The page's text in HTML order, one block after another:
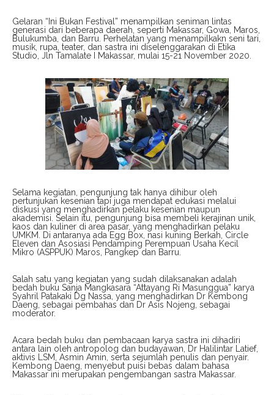
Gelaran “Ini Bukan Festival” menampilkan seniman lintas
generasi dari beberapa daerah, seperti Makassar, Gowa, Maros,
Bulukumba, dan Barru. Perhelatan yang menampilkakn seni tari,
musik, rupa, teater, dan sastra ini diselenggarakan di Etika
Studio, Jln Tamalate I Makassar, mulai 15-21 November 2020.
Selama kegiatan, pengunjung tak hanya dihibur oleh
pertunjukan kesenian tapi juga mendapat edukasi melalui
diskusi yang menghadirkan pelaku kesenian maupun
akademisi. Selain itu, pengunjung bisa membeli kerajinan unik,
kaos dan kuliner di area pasar, yang menghadirkan pelaku
UMKM. Di antaranya ada Egg Box, nasi kuning Berkah, Circle
Eleven dan Asosiasi Pendamping Perempuan Usaha Kecil
Mikro (ASPPUK) Maros, Pangkep dan Barru.
Salah satu yang kegiatan yang sudah dilaksanakan adalah
bedah buku Sanja Mangkasara “Attayang Ri Masunggua” karya
Syahril Patakaki Dg Nassa, yang menghadirkan Dr Kembong
Daeng, sebagai pembahas dan Dr Asis Nojeng, sebagai
moderator.
Acara bedah buku dan pembacaan karya sastra ini dihadiri
antara lain oleh antropolog dan budayawan, Dr Halilintar Latief,
aktivis LSM, Asmin Amin, serta sejumlah penulis dan penyair.
Kembong Daeng, menyebut puisi bebas dalam bahasa
Makassar ini merupakan pengembangan sastra Makassar.